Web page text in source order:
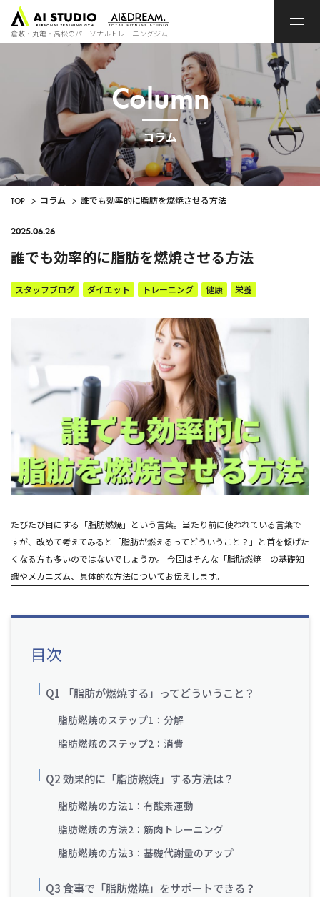
ッ
ペ
ー
ジ
倉敷・丸亀・高松のパーソナルトレーニングジム
Column
コラム
TOP > コラム > 誰でも効率的に脂肪を燃焼させる方法
2025.06.26
誰でも効率的に脂肪を燃焼させる方法
スタッフブログ ダイエット トレーニング 健康 栄養
たびたび目にする「脂肪燃焼」という言葉。当たり前に使われている言葉で
すが、改めて考えてみると「脂肪が燃えるってどういうこと？」と首を傾げた
くなる方も多いのではないでしょうか。 今回はそんな「脂肪燃焼」の基礎知
識やメカニズム、具体的な方法についてお伝えします。
目次
Q1 「脂肪が燃焼する」ってどういうこと？
脂肪燃焼のステップ1：分解
脂肪燃焼のステップ2：消費
Q2 効果的に「脂肪燃焼」する方法は？
脂肪燃焼の方法1：有酸素運動
脂肪燃焼の方法2：筋肉トレーニング
脂肪燃焼の方法3：基礎代謝量のアップ
Q3 食事で「脂肪燃焼」をサポートできる？